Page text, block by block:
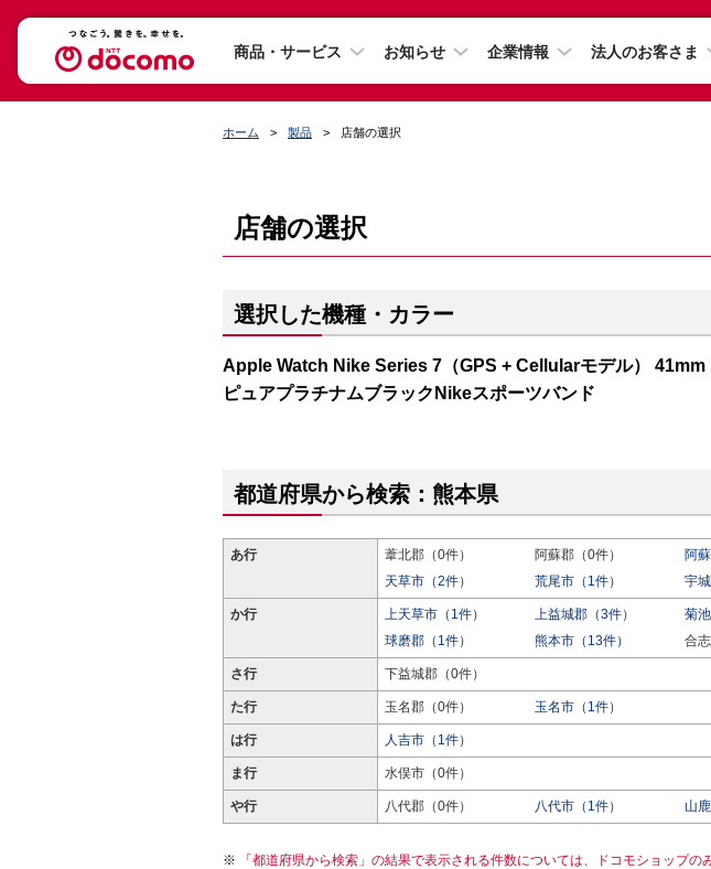
商品・サービス お知らせ 企業情報 法人のお客さま
ホーム 製品 店舗の選択
店舗の選択
選択した機種・カラー
Apple Watch Nike Series 7（GPS + Cellularモデル） 41mm
ピュアプラチナムブラックNikeスポーツバンド
都道府県から検索：熊本県
あ行 葦北郡（0件） 阿蘇郡（0件） 阿
天草市（2件）
荒尾市（1件） 宇
か行 上天草市（1件） 上益城郡（3件） 菊
球磨郡（1件）
熊本市（13件） 合
さ行 下益城郡（0件）
た行 玉名郡（0件） 玉名市（1件）
は行 人吉市（1件）
ま行 水俣市（0件）
や行 八代郡（0件） 八代市（1件） 山
「都道府県から検索」の結果で表示される件数については、ドコモショップ